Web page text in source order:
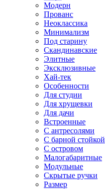
Модерн
Прованс
Неоклассика
Минимализм
Под старину
Скандинавские
Элитные
Эксклюзивные
Хай-тек
Особенности
Для студии
Для хрущевки
Для дачи
Встроенные
С антресолями
С барной стойкой
С островом
Малогабаритные
Модульные
Скрытые ручки
Размер